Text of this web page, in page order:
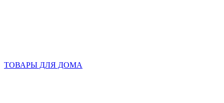
ТОВАРЫ ДЛЯ ДОМА